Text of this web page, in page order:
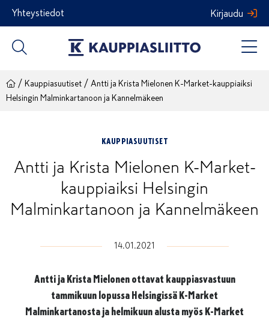
Siirry
sisältöön
Yhteystiedot Kirjaudu
/ Kauppiasuutiset / Antti ja Krista Mielonen K-Market-kauppiaiksi
Helsingin Malminkartanoon ja Kannelmäkeen
KAUPPIASUUTISET
Antti ja Krista Mielonen K-Market-
kauppiaiksi Helsingin
Malminkartanoon ja Kannelmäkeen
14.01.2021
Antti ja Krista Mielonen ottavat kauppiasvastuun
tammikuun lopussa Helsingissä K-Market
Malminkartanosta ja helmikuun alusta myös K-Market